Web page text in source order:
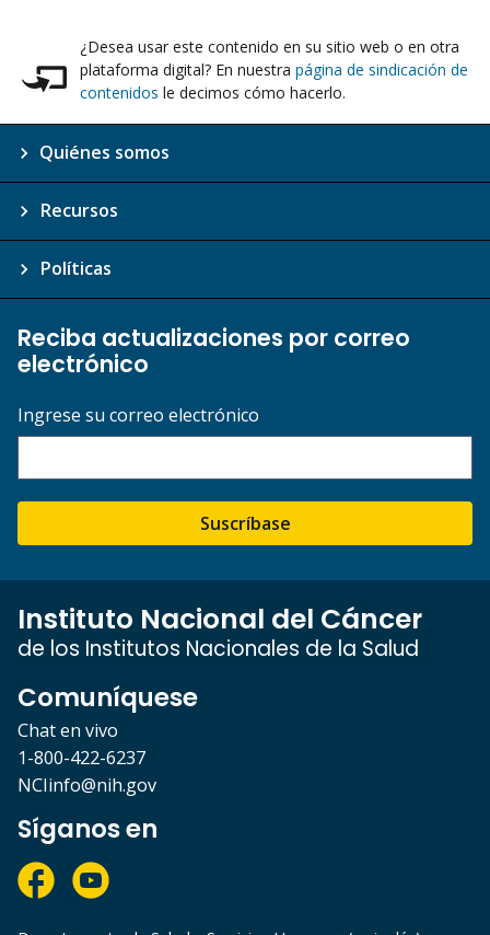
¿Desea usar este contenido en su sitio web o en otra
plataforma digital? En nuestra página de sindicación de
contenidos le decimos cómo hacerlo.
Quiénes somos
Recursos
Políticas
Reciba actualizaciones por correo
electrónico
Ingrese su correo electrónico
Suscríbase
Instituto Nacional del Cáncer
de los Institutos Nacionales de la Salud
Comuníquese
Chat en vivo
1-800-422-6237
NCIinfo@nih.gov
Síganos en